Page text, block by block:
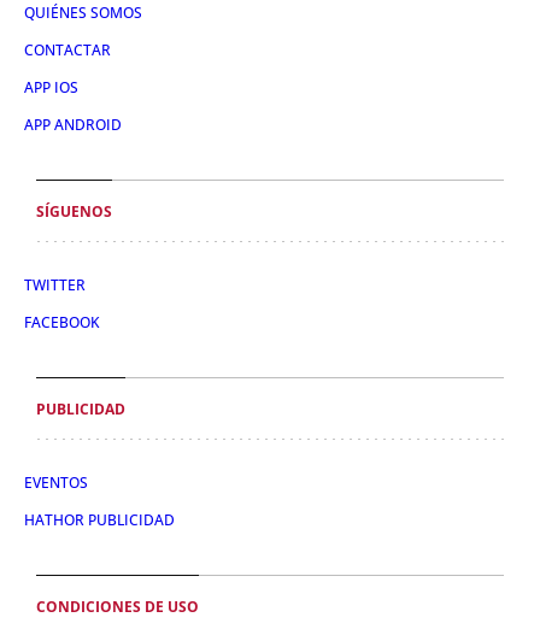
QUIÉNES SOMOS
CONTACTAR
APP IOS
APP ANDROID
SÍGUENOS
TWITTER
FACEBOOK
PUBLICIDAD
EVENTOS
HATHOR PUBLICIDAD
CONDICIONES DE USO